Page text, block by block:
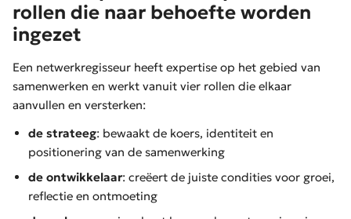
rollen die naar behoefte worden
ingezet
Een netwerkregisseur heeft expertise op het gebied van
samenwerken en werkt vanuit vier rollen die elkaar
aanvullen en versterken:
de strateeg: bewaakt de koers, identiteit en
positionering van de samenwerking
de ontwikkelaar: creëert de juiste condities voor groei,
reflectie en ontmoeting